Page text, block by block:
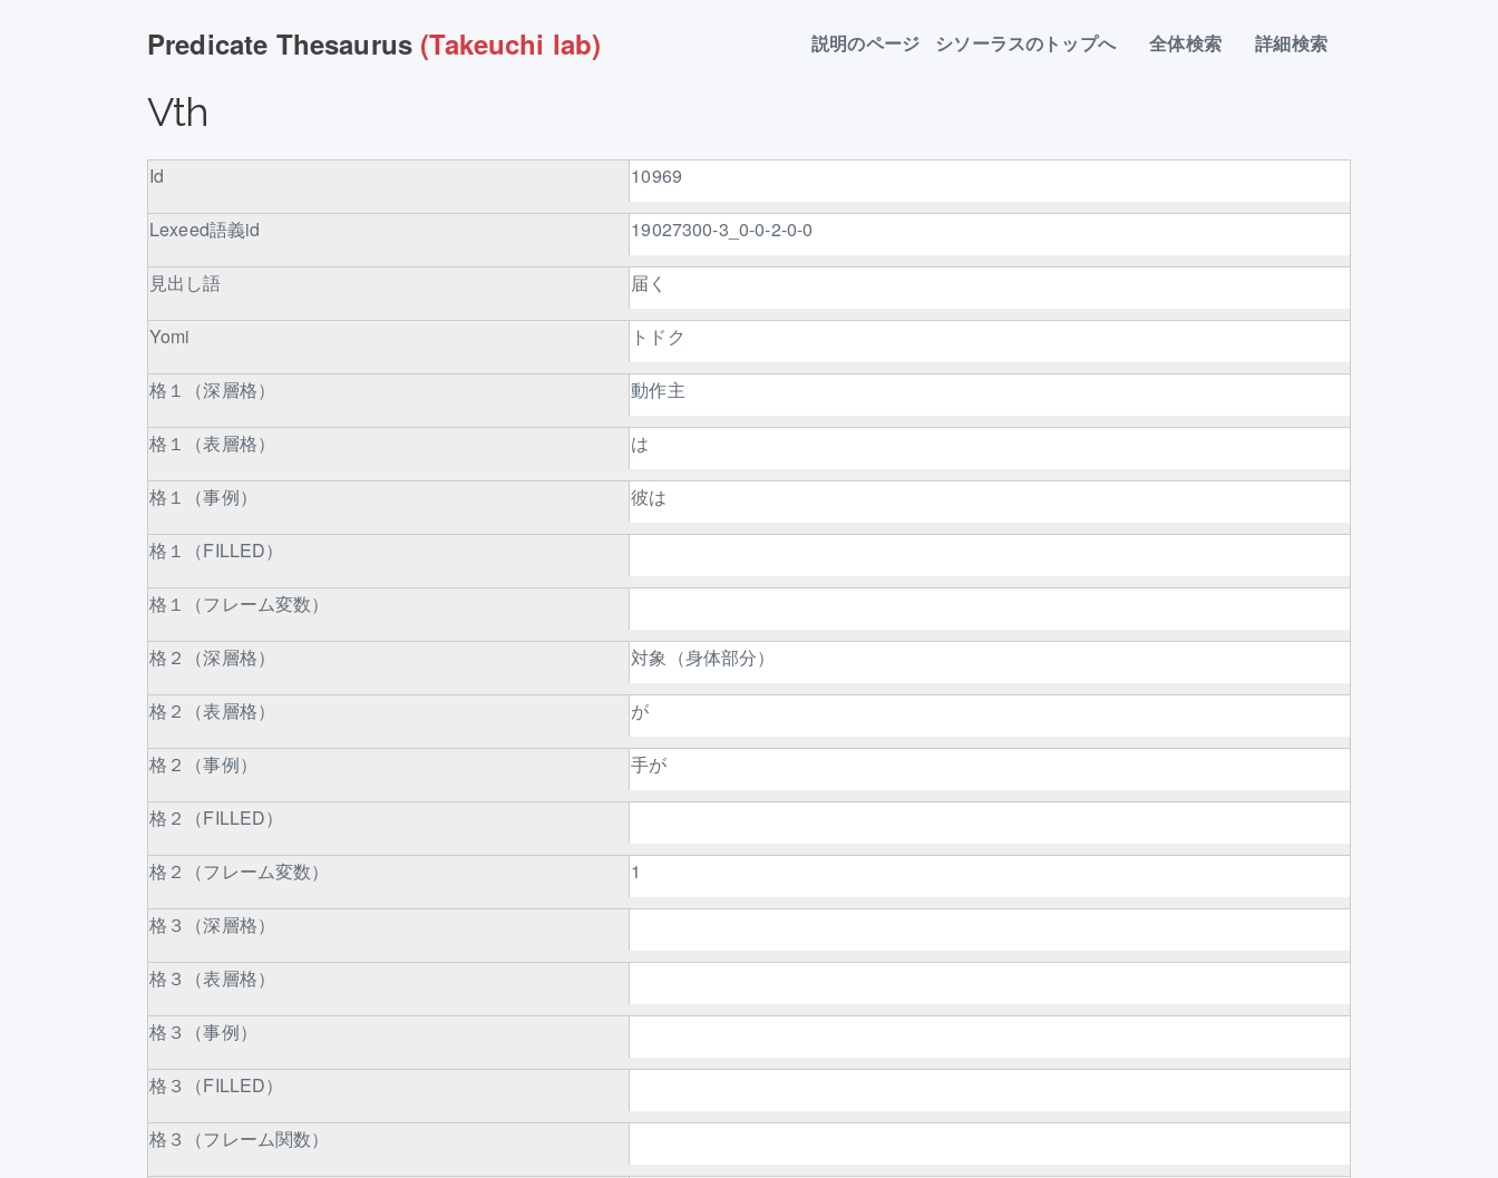
Predicate Thesaurus (Takeuchi lab) 説明のページ シソーラスのトップへ 全体検索 詳細検索
Vth
Id 10969
Lexeed語義id 19027300-3_0-0-2-0-0
見出し語 届く
Yomi トドク
格１（深層格） 動作主
格１（表層格） は
格１（事例） 彼は
格１（FILLED）
格１（フレーム変数）
格２（深層格） 対象（身体部分）
格２（表層格） が
格２（事例） 手が
格２（FILLED）
格２（フレーム変数） 1
格３（深層格）
格３（表層格）
格３（事例）
格３（FILLED）
格３（フレーム関数）